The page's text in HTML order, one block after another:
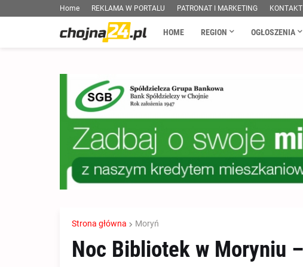
Home REKLAMA W PORTALU PATRONAT I MARKETING
HOME REGION OGŁOSZENIA
Strona główna Moryń
Noc Bibliotek w Moryniu